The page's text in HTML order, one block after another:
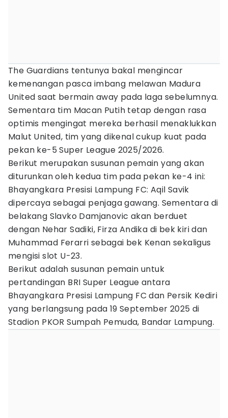
The Guardians tentunya bakal mengincar
kemenangan pasca imbang melawan Madura
United saat bermain away pada laga sebelumnya.
Sementara tim Macan Putih tetap dengan rasa
optimis mengingat mereka berhasil menaklukkan
Malut United, tim yang dikenal cukup kuat pada
pekan ke-5 Super League 2025/2026.
Berikut merupakan susunan pemain yang akan
diturunkan oleh kedua tim pada pekan ke-4 ini:
Bhayangkara Presisi Lampung FC: Aqil Savik
dipercaya sebagai penjaga gawang. Sementara di
belakang Slavko Damjanovic akan berduet
dengan Nehar Sadiki, Firza Andika di bek kiri dan
Muhammad Ferarri sebagai bek Kenan sekaligus
mengisi slot U-23.
Berikut adalah susunan pemain untuk
pertandingan BRI Super League antara
Bhayangkara Presisi Lampung FC dan Persik Kediri
yang berlangsung pada 19 September 2025 di
Stadion PKOR Sumpah Pemuda, Bandar Lampung.